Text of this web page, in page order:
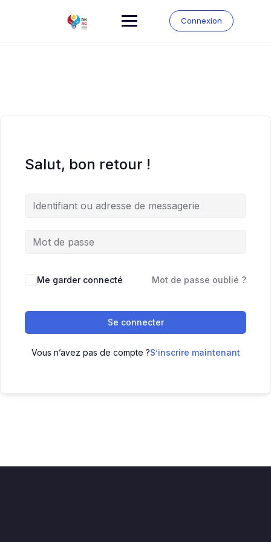
Connexion
Salut, bon retour !
Me garder connecté Mot de passe oublié ?
Se connecter
Vous n’avez pas de compte ?S’inscrire maintenant